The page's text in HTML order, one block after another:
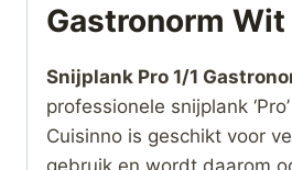
Gastronorm Wit
Snijplank Pro 1/1
professionele snijplank
Cuisinno is geschikt voor
gebruik en wordt daarom